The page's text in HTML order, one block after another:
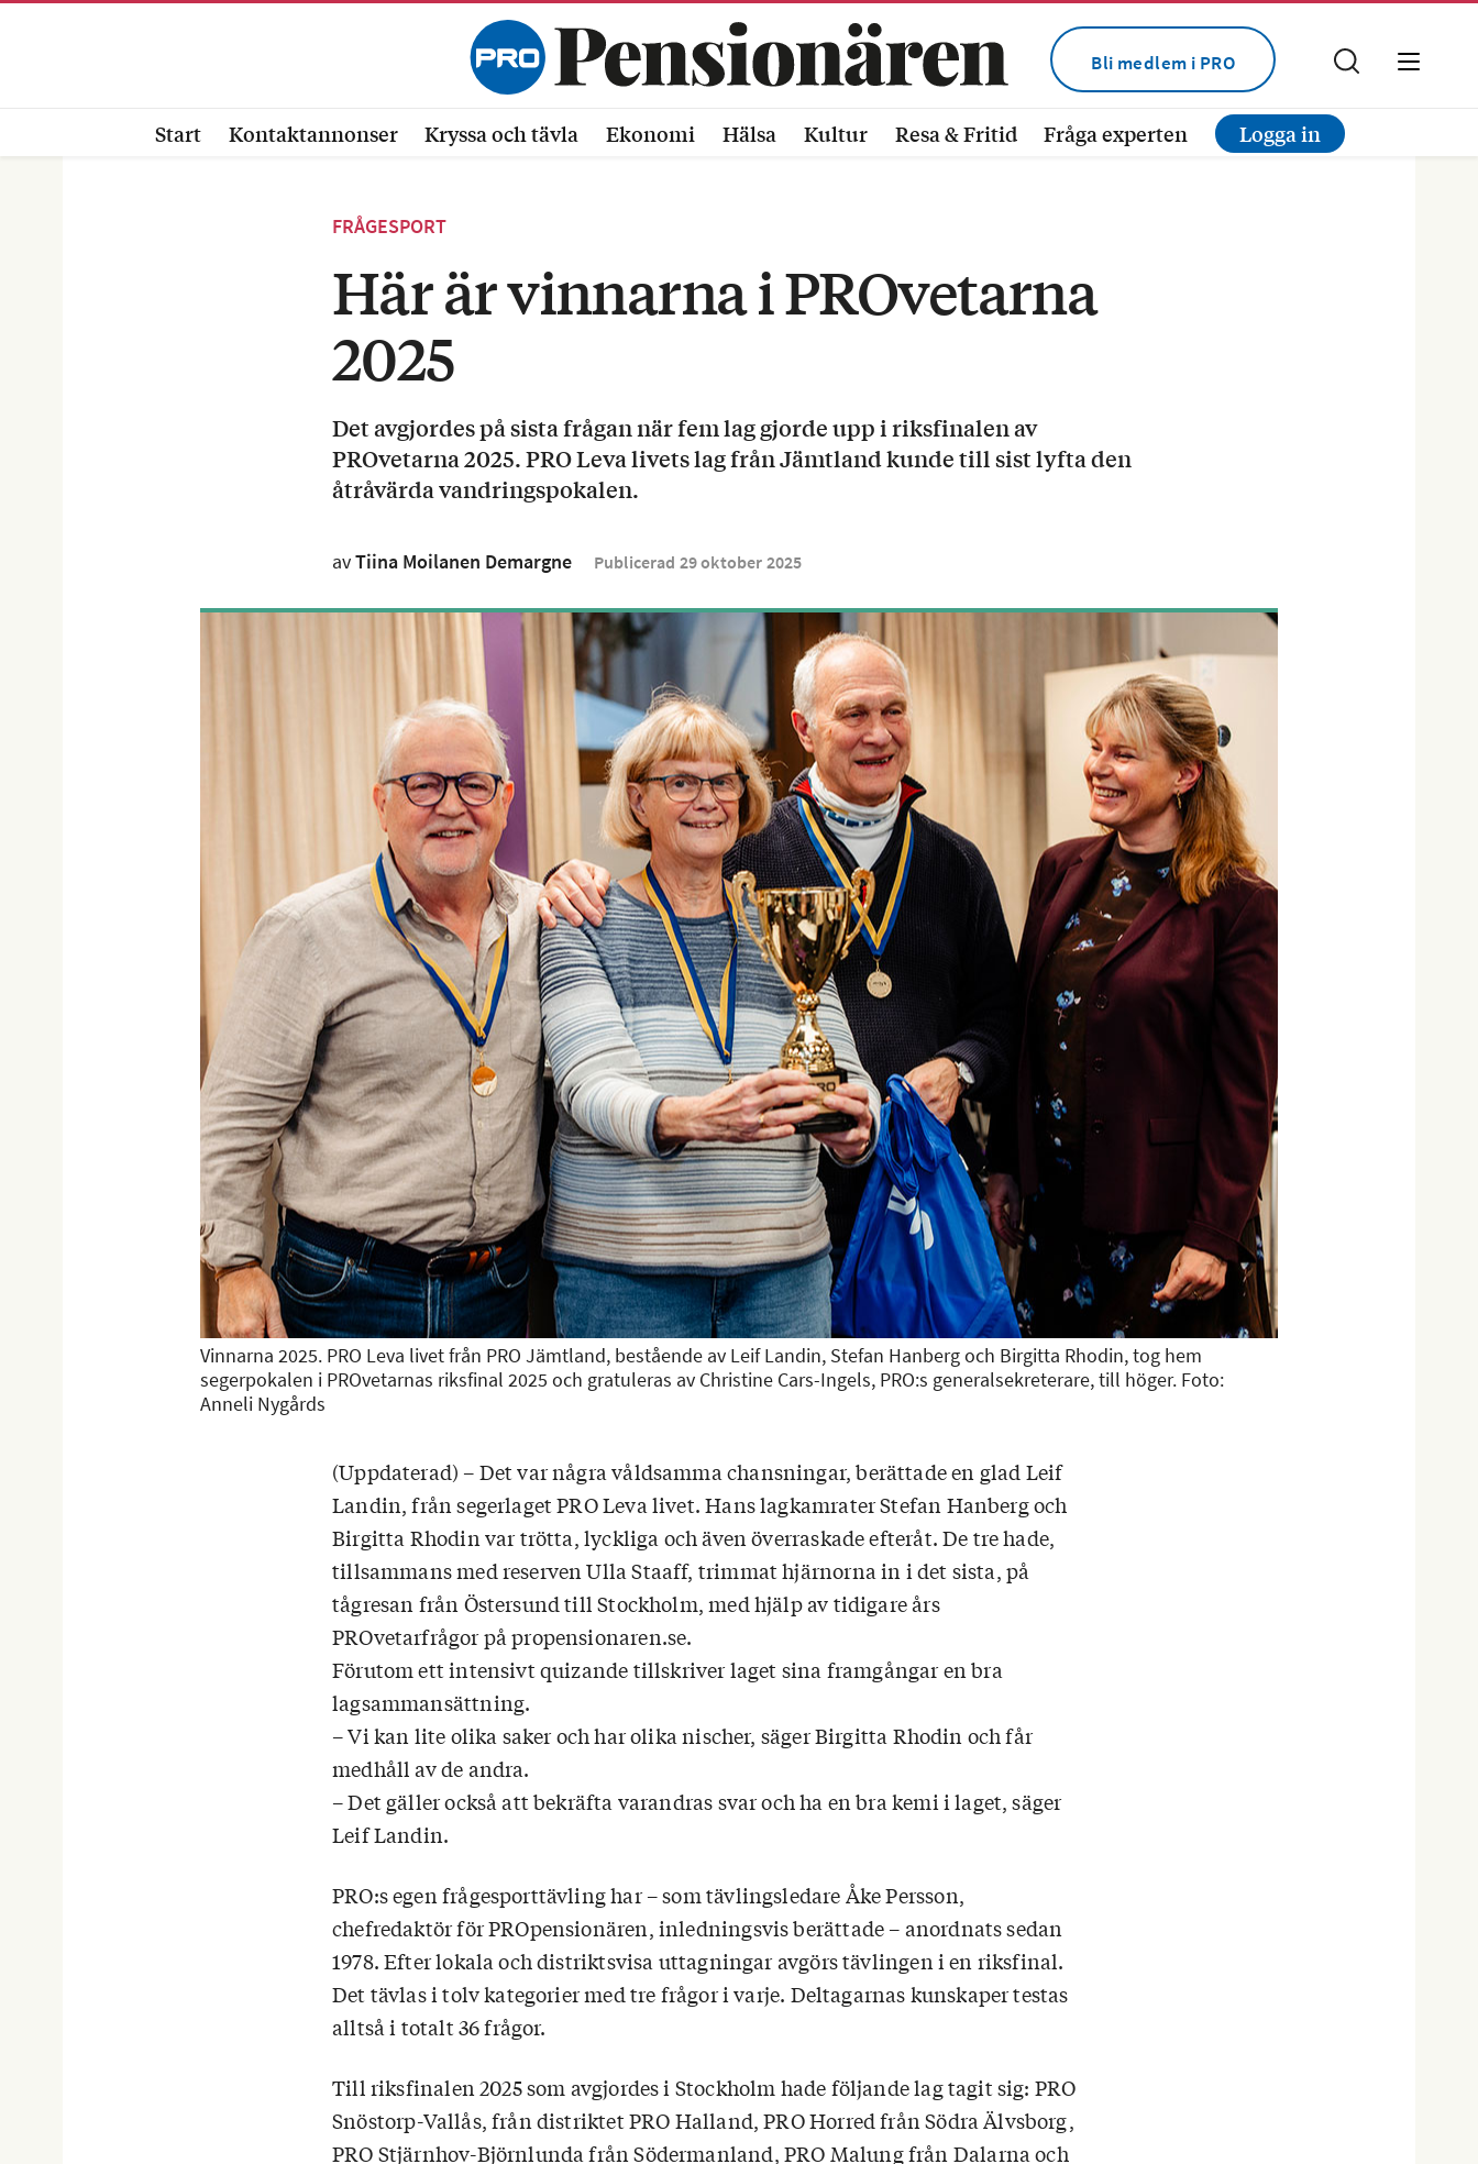
Bli medlem i PRO
Start Kontaktannonser Kryssa och tävla Ekonomi Hälsa Kultur Resa & Fritid Fråga experten Logga in
FRÅGESPORT
Här är vinnarna i PROvetarna
2025
Det avgjordes på sista frågan när fem lag gjorde upp i riksfinalen av
PROvetarna 2025. PRO Leva livets lag från Jämtland kunde till sist lyfta den
åtråvärda vandringspokalen.
avTiina Moilanen Demargne Publicerad 29oktober 2025
Vinnarna 2025. PRO Leva livet från PRO Jämtland, bestående av Leif Landin, Stefan Hanberg och Birgitta Rhodin, tog hem
segerpokalen i PROvetarnas riksfinal 2025 och gratuleras av Christine Cars-Ingels, PRO:s generalsekreterare, till höger. Foto:
Anneli Nygårds
(Uppdaterad) – Det var några våldsamma chansningar, berättade en glad Leif
Landin, från segerlaget PRO Leva livet. Hans lagkamrater Stefan Hanberg och
Birgitta Rhodin var trötta, lyckliga och även överraskade efteråt. De tre hade,
tillsammans med reserven Ulla Staaff, trimmat hjärnorna in i det sista, på
tågresan från Östersund till Stockholm, med hjälp av tidigare års
PROvetarfrågor på propensionaren.se.
Förutom ett intensivt quizande tillskriver laget sina framgångar en bra
lagsammansättning.
– Vi kan lite olika saker och har olika nischer, säger Birgitta Rhodin och får
medhåll av de andra.
– Det gäller också att bekräfta varandras svar och ha en bra kemi i laget, säger
Leif Landin.
PRO:s egen frågesporttävling har – som tävlingsledare Åke Persson,
chefredaktör för PROpensionären, inledningsvis berättade – anordnats sedan
1978. Efter lokala och distriktsvisa uttagningar avgörs tävlingen i en riksfinal.
Det tävlas i tolv kategorier med tre frågor i varje. Deltagarnas kunskaper testas
alltså i totalt 36 frågor.
Till riksfinalen 2025 som avgjordes i Stockholm hade följande lag tagit sig: PRO
Snöstorp-Vallås, från distriktet PRO Halland, PRO Horred från Södra Älvsborg,
PRO Stjärnhov-Björnlunda från Södermanland, PRO Malung från Dalarna och